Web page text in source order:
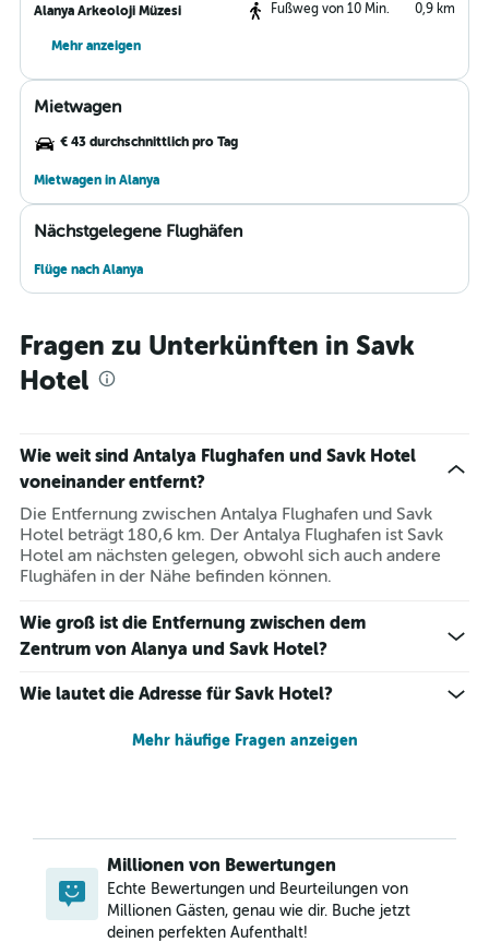
Alanya Arkeoloji Müzesi Fußweg von 10 Min. 0,9 km
Mehr anzeigen
Mietwagen
€ 43 durchschnittlich pro Tag
Mietwagen in Alanya
Nächstgelegene Flughäfen
Flüge nach Alanya
Fragen zu Unterkünften in Savk
Hotel
Wie weit sind Antalya Flughafen und Savk Hotel
voneinander entfernt?
Die Entfernung zwischen Antalya Flughafen und Savk
Hotel beträgt 180,6 km. Der Antalya Flughafen ist Savk
Hotel am nächsten gelegen, obwohl sich auch andere
Flughäfen in der Nähe befinden können.
Wie groß ist die Entfernung zwischen dem
Zentrum von Alanya und Savk Hotel?
Wie lautet die Adresse für Savk Hotel?
Mehr häufige Fragen anzeigen
Millionen von Bewertungen
Echte Bewertungen und Beurteilungen von
Millionen Gästen, genau wie dir. Buche jetzt
deinen perfekten Aufenthalt!